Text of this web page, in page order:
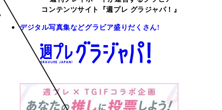
コンテンツサイト『週プレ グラジャパ！』
デジタル写真集などグラビア盛りだくさん!